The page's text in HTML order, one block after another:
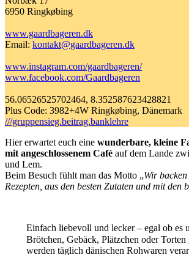
6950 Ringkøbing
www.gaardbageren.dk
Email: kontakt@gaardbageren.dk
www.instagram.com/gaardbageren/
www.facebook.com/Gaardbageren
56.06526525702464, 8.352587623428821
Plus Code: 3982+4W Ringkøbing, Dänemark
///gruppensieg.beitrag.banklehre
Hier erwartet euch eine wunderbare, kleine
mit angeschlossenem Café auf dem Lande
und Lem.
Beim Besuch fühlt man das Motto „Wir
Rezepten, aus den besten Zutaten und mit den
Einfach liebevoll und lecker – egal ob es
Brötchen, Gebäck, Plätzchen oder
werden täglich dänischen Rohwaren